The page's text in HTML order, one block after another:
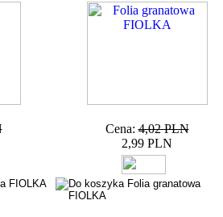
Cena: 4,02 PLN
2,99 PLN